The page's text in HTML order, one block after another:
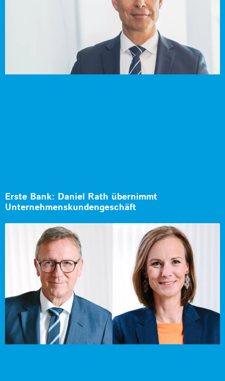
Erste Bank: Daniel Rath übernimmt
Unternehmenskundengeschäft